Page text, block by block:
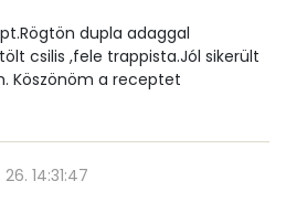
dupla adaggal
csilis ,fele trappista.Jól sikerült
Köszönöm a receptet
26. 14:31:47